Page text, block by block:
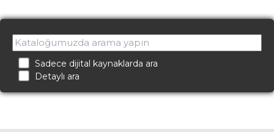
Sadece dijital kaynaklarda ara
Detaylı ara